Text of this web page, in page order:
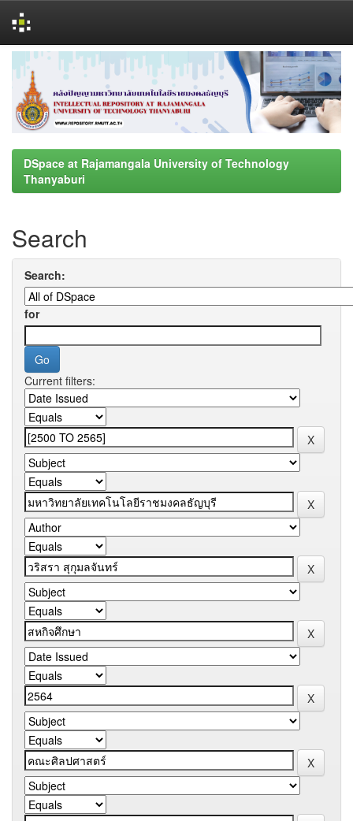
navigation
DSpace at Rajamangala University of Technology
Thanyaburi
Search
Search:
for
Current filters: